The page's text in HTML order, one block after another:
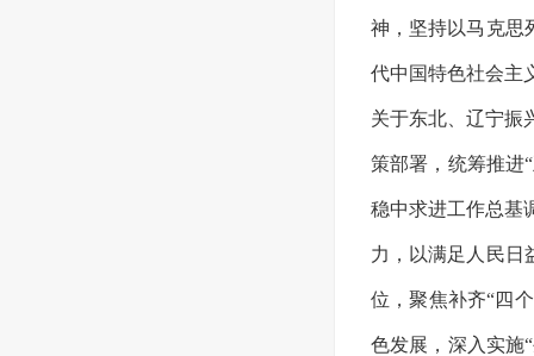
神，坚持以马克思
代中国特色社会主
关于东北、辽宁振
策部署，统筹推进
稳中求进工作总基
力，以满足人民日
位，聚焦补齐“四
色发展，深入实施